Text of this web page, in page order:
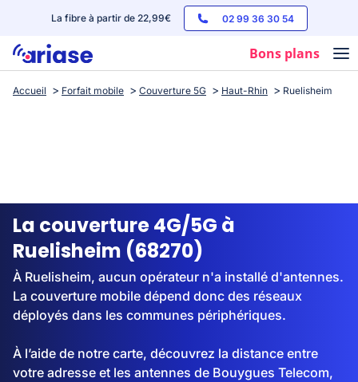
La fibre à partir de 22,99€ 02 99 36 30 54
Bons plans
Box internet
Streaming
Accueil Forfait mobile Couverture 5G Haut-Rhin Ruelisheim
La couverture 4G/5G à
Ruelisheim (68270)
À Ruelisheim, aucun opérateur n'a installé d'antennes.
La couverture mobile dépend donc des réseaux
déployés dans les communes périphériques.
À l’aide de notre carte, découvrez la distance entre
votre adresse et les antennes de Bouygues Telecom,